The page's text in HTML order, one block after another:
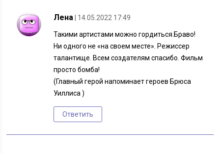
Лена | 14.05.2022 17:49
Такими артистами можно гордиться.Браво!
Ни одного не «на своем месте». Режиссер
талантище. Всем создателям спасибо. Фильм
просто бомба!
(Главный герой напоминает героев Брюса
Уиллиса )
Ответить